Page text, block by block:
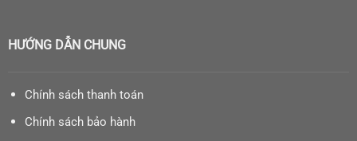
HƯỚNG DẪN CHUNG
Chính sách thanh toán
Chính sách bảo hành